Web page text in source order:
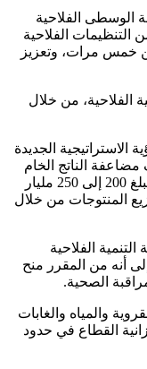
الوسطى الفلاحية
التنظيمات الفلاحية
خمس مرات، وتعزيز
الفلاحية، من خلال
الاستراتيجية الجديدة
الناتج الخام
الفلاحي والصادرات والناتج الخام الفلاحي ليبلغ 200 إلى 250 مليار
توزيع المنتوجات من خلال
الفلاحية
أنه من المقرر منح
والمياه والغابات
القطاع في حدود